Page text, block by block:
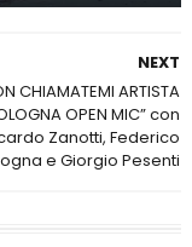
NEXT
CHIAMATEMI ARTISTA
OPEN MIC” con
Zanotti, Federico
e Giorgio Pesenti